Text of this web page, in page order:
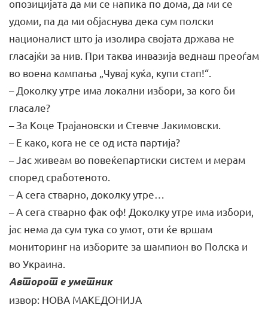
опозицијата да ми се напика по дома, да ми се
удоми, па да ми објаснува дека сум полски
националист што ја изолира својата држава не
гласајќи за нив. При таква инвазија веднаш преоѓам
во воена кампања „Чувај куќа, купи стап!“.
– Доколку утре има локални избори, за кого би
гласале?
– За Коце Трајановски и Стевче Јакимовски.
– Е како, кога не се од иста партија?
– Јас живеам во повеќепартиски систем и мерам
според сработеното.
– А сега стварно, доколку утре…
– А сега стварно фак оф! Доколку утре има избори,
јас нема да сум тука со умот, оти ќе вршам
мониторинг на изборите за шампион во Полска и
во Украина.
Авторот е уметник
извор: НОВА МАКЕДОНИЈА